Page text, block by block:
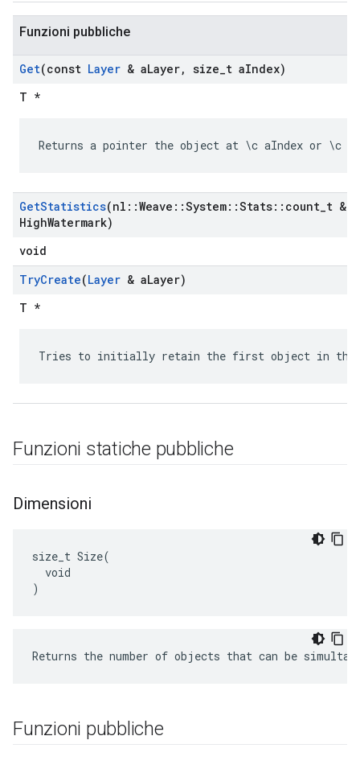
Funzioni pubbliche
Get(const Layer & aLayer, size t aIndex)
T *
Returns a pointer the object at \c aIndex or \c
GetStatistics(nl ::Weave ::System::Stats:: count t & a
HighWatermark)
void
TryCreate(Layer & aLayer)
T *
Tries to initially retain the first object in the
Funzioni statiche pubbliche
Dimensioni
size_t Size(
  void
)
Returns the number of objects that can be
Funzioni pubbliche